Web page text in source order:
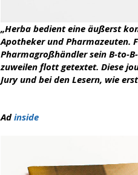
„Herba bedient eine äußerst
Apotheker und Pharmazeuten.
Pharmagroßhändler sein B-to-
zuweilen flott getextet. Diese
Jury und bei den Lesern, wie
Adinside